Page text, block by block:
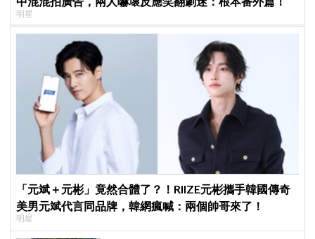
明星
「元斌＋元彬」竟然合體了？！RIIZE元彬攜手韓國傳奇
美男元斌代言同品牌，韓網瘋喊：兩個帥哥來了！
明星